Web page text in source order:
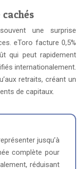
une surprise
eToro facture 0,5%
qui peut rapidement
internationalement.
retraits, créant un
de capitaux.
jusqu’à
complète pour
réduisant